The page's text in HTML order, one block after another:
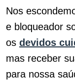
Nos
e bloqueador
os devidos
mas receber
para nossa